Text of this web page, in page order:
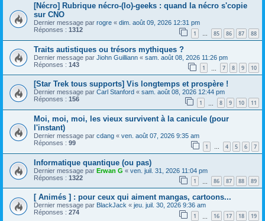
[Nécro] Rubrique nécro-(lo)-geeks : quand la nécro s'copie
sur CNO
Dernier message par rogre « dim. août 09, 2026 12:31 pm
Réponses : 1312 1 … 85 86 87 88
Traits autistiques ou trésors mythiques ?
Dernier message par Jiohn Guilliann « sam. août 08, 2026 11:26 pm
Réponses : 143 1 7 8 9 10
[Star Trek tous supports] Vis longtemps et prospère !
Dernier message par Carl Stanford « sam. août 08, 2026 12:44 pm
Réponses : 156 1 8 9 10 11
Moi, moi, moi, les vieux survivent à la canicule (pour
l'instant)
Dernier message par cdang « ven. août 07, 2026 9:35 am
Réponses : 99 1 … 4 5 6 7
Informatique quantique (ou pas)
Dernier message par Erwan G « ven. juil. 31, 2026 11:04 pm
Réponses : 1322 1 86 87 88 89
[ Animés ] : pour ceux qui aiment mangas, cartoons...
Dernier message par BlackJack « jeu. juil. 30, 2026 9:36 am
Réponses : 274 1 16 17 18 19